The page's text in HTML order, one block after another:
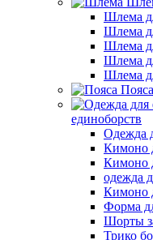
Шлема
Шлема
Шлема
Шлема
Шлема
Пояса
единоборств
Одежда
Кимоно
Кимоно
одежда
Кимоно
Форма
Шорты
Трико